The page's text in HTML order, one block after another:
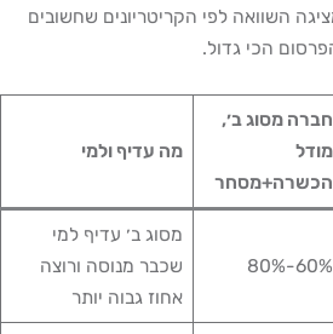
השוואה לפי הקריטריונים שחשובים
הכי גדול.
חברה מסוג ב׳,
מודל
הכשרה+מסחר
מה עדיף ולמי
60%-80%
מסוג ב׳ עדיף למי
שכבר מנוסה ורוצה
אחוז גבוה יותר